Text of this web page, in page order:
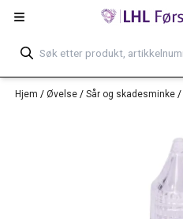
Hopp til innhold
Hjem / Øvelse / Sår og skadesminke /